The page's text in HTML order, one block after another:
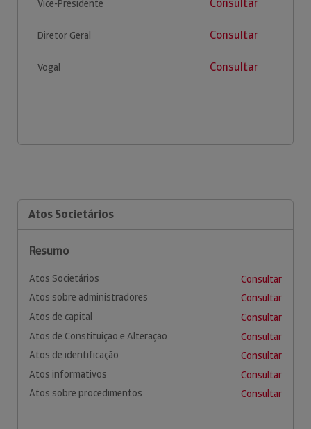
Vice-Presidente Consultar
Diretor Geral Consultar
Vogal Consultar
Atos Societários
Resumo
Atos Societários
Consultar
Atos sobre administradores
Consultar
Atos de capital
Consultar
Atos de Constituição e Alteração
Consultar
Atos de identificação
Consultar
Atos informativos
Consultar
Atos sobre procedimentos
Consultar